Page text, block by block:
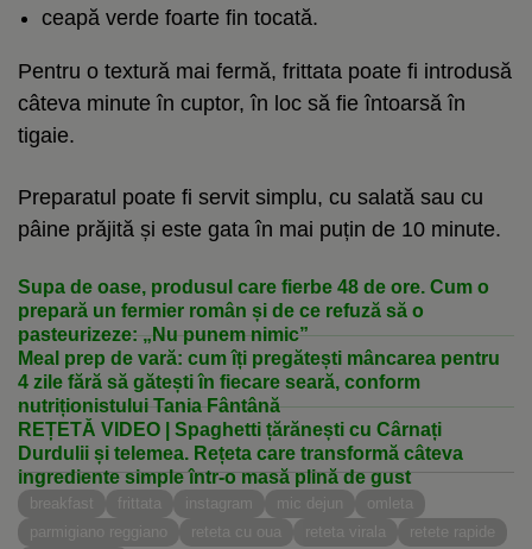
ceapă verde foarte fin tocată.
Pentru o textură mai fermă, frittata poate fi introdusă
câteva minute în cuptor, în loc să fie întoarsă în
tigaie.
Preparatul poate fi servit simplu, cu salată sau cu
pâine prăjită și este gata în mai puțin de 10 minute.
Supa de oase, produsul care fierbe 48 de ore. Cum o
prepară un fermier român și de ce refuză să o
pasteurizeze: „Nu punem nimic”
Meal prep de vară: cum îți pregătești mâncarea pentru
4 zile fără să gătești în fiecare seară, conform
nutriționistului Tania Fântână
REȚETĂ VIDEO | Spaghetti țărănești cu Cârnați
Durdulii și telemea. Rețeta care transformă câteva
ingrediente simple într-o masă plină de gust
breakfast frittata instagram mic dejun
omleta
parmigiano reggiano
reteta cu oua reteta virala
retete rapide